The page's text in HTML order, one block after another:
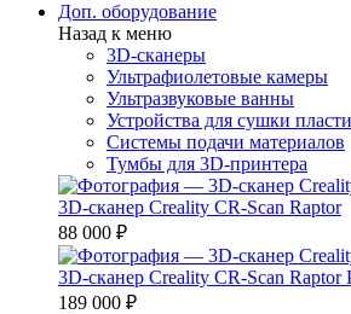
Доп. оборудование
Назад к меню
3D-сканеры
Ультрафиолетовые камеры
Ультразвуковые ванны
Устройства для сушки
Системы подачи материалов
Тумбы для 3D-принтера
3D-сканер Creality CR-Scan Raptor
88 000 ₽
3D-сканер Creality CR-Scan Raptor
189 000 ₽